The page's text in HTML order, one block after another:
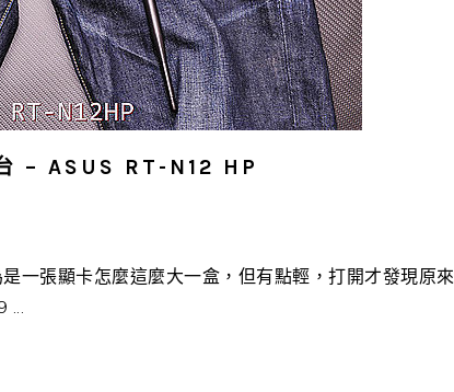
– ASUS RT-N12 HP
一張顯卡怎麼這麼大一盒，但有點輕，打開才發現原來
...